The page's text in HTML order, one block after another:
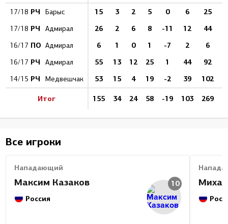
17/18 РЧ Барыс 15 3 2 5 0 6 25
17/18 РЧ Адмирал 26 2 6 8 -11 12 44
16/17 ПО Адмирал 6 1 0 1 -7 2 6
16/17 РЧ Адмирал 55 13 12 25 1 44 92
14/15 РЧ Медвешчак 53 15 4 19 -2 39 102
Итог 155 34 24 58 -19 103 269
Все игроки
Нападающий
Максим Казаков
Россия
10